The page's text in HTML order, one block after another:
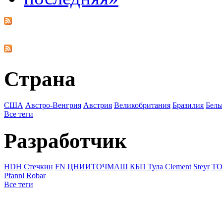
Страна
США Австро-Венгрия Австрия Великобритания Бразилия
Все теги
Разработчик
HDH Стечкин FN ЦНИИТОЧМАШ КБП Тула Clement Steyr
Pfannl Robar
Все теги